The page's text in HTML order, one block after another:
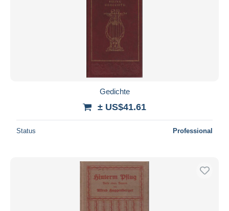
Gedichte
± US$41.61
Status Professional